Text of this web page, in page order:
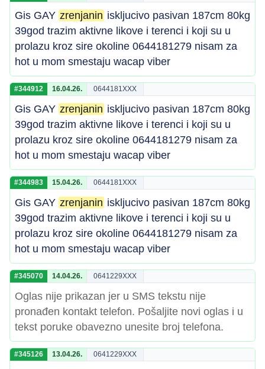
Gis GAY zrenjanin iskljucivo pasivan 187cm 80kg
39god trazim aktivne likove i terenci i koji su u
prolazu kroz sire okoline 0644181279 nisam za
hot u mom smestaju wacap viber
#344912 16.04.26. 0644181XXX
Gis GAY zrenjanin iskljucivo pasivan 187cm 80kg
39god trazim aktivne likove i terenci i koji su u
prolazu kroz sire okoline 0644181279 nisam za
hot u mom smestaju wacap viber
#344983 15.04.26. 0644181XXX
Gis GAY zrenjanin iskljucivo pasivan 187cm 80kg
39god trazim aktivne likove i terenci i koji su u
prolazu kroz sire okoline 0644181279 nisam za
hot u mom smestaju wacap viber
#345070 14.04.26. 0641229XXX
Oglas nije prikazan jer u SMS tekstu nije
pronađen kontakt telefon. Pošaljite novi oglas i u
tekst poruke obavezno unesite broj telefona.
#345126 13.04.26. 0641229XXX